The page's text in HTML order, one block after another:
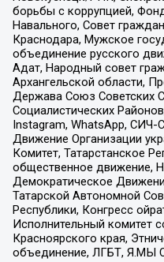
борьбы с коррупцией,
Навального, Совет
Краснодара, Мужское
объединение русского
Адат, Народный совет
Архангельской области,
Держава Союз Советских
Социалистических
Instagram, WhatsApp, СИЧ-
Движение Организации
Комитет, Татарстанское
общественное движение,
Демократическое
Татарской Автономной
Республики, Конгресс
Исполнительный комитет
Красноярского края,
объединение, ЛГБТ, Я.МЫ